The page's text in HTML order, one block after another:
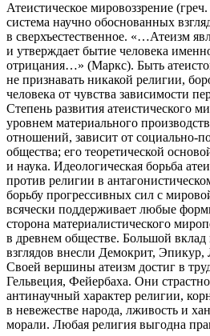
Атеистическое мировоззрение
система научно обоснованных
в сверхъестествен­ное. «…Атеизм
и утверждает бытие человека
отрицания…» (Маркс). Быть
не признавать никакой религии,
человека от чувства зависимости
Степень развития атеистического
уровнем материально­го
отношений, зависит от социально-
общест­ва; его теоретической
и наука. Идеологическая борьба
против религии в
борьбу про­грессивных сил с
всячески поддерживает любые
сторона материалистиче­ского
в древнем обществе. Большой вклад
взглядов внесли Демокрит,
Своей вершины атеизм достиг в
Гельвеция, Фей­ербаха. Они страстно
антинаучный характер религии,
в невежестве народа, лживость и
морали. Любая религия выгодна